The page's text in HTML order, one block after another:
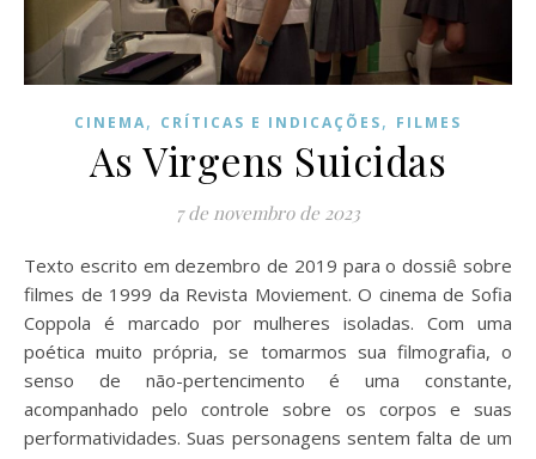
CINEMA, CRÍTICAS E INDICAÇÕES, FILMES
As Virgens Suicidas
7 de novembro de 2023
Texto escrito em dezembro de 2019 para o dossiê sobre
filmes de 1999 da Revista Moviement. O cinema de Sofia
Coppola é marcado por mulheres isoladas. Com uma
poética muito própria, se tomarmos sua filmografia, o
senso de não-pertencimento é uma constante,
acompanhado pelo controle sobre os corpos e suas
performatividades. Suas personagens sentem falta de um